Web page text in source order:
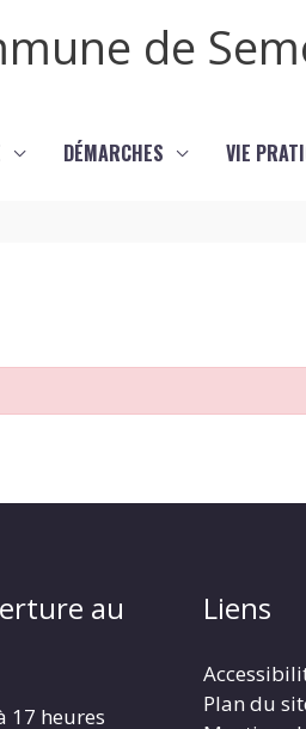
de
DÉMARCHES VIE
au
17 heures
Liens
Plan du